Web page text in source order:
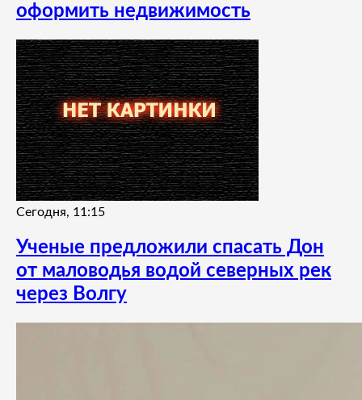
оформить недвижимость
Сегодня, 11:15
Ученые предложили спасать Дон
от маловодья водой северных рек
через Волгу